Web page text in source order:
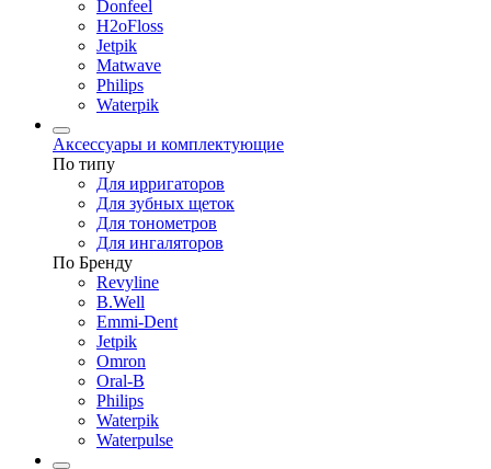
Donfeel
H2oFloss
Jetpik
Matwave
Philips
Waterpik
Аксессуары и комплектующие
По типу
Для ирригаторов
Для зубных щеток
Для тонометров
Для ингаляторов
По Бренду
Revyline
B.Well
Emmi-Dent
Jetpik
Omron
Oral-B
Philips
Waterpik
Waterpulse